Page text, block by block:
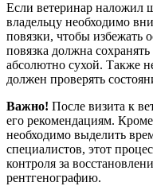
Если ветеринар наложил
владельцу необходимо
повязки, чтобы
повязка должна
абсолютно сухой. Также
должен проверять
Важно! После визита к
его рекомендациям.
необходимо выделить
специалистов, этот
контроля за
рентгенографию.